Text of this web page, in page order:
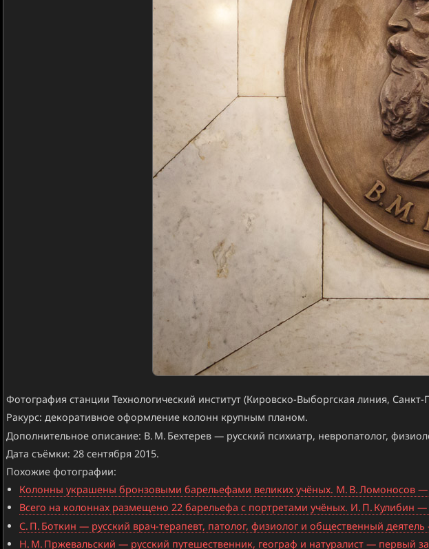
Фотография станции Технологический институт (Кировско-Выборгская линия,
Ракурс: декоративное оформление колонн крупным планом.
Дополнительное описание: В. М. Бехтерев — русский психиатр, невропатолог,
Дата съёмки: 28 сентября 2015.
Похожие фотографии:
Колонны украшены бронзовыми барельефами великих учёных. М. В. Ломоносов
Всего на колоннах размещено 22 барельефа с портретами учёных. И. П. Кулибин
С. П. Боткин — русский врач-терапевт, патолог, физиолог и общественный
Н. М. Пржевальский — русский путешественник, географ и натуралист — первый